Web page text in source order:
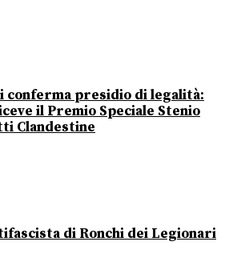
conferma presidio di legalità:
il Premio Speciale Stenio
Clandestine
di Ronchi dei Legionari